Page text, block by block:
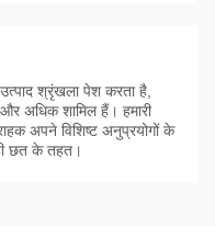
श्रृंखला पेश करता है,
अधिक शामिल हैं। हमारी
अपने विशिष्ट अनुप्रयोगों के
छत के तहत।